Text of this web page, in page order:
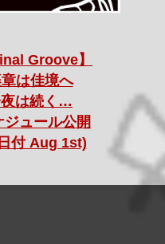
Groove】
は佳境へ
は続く…
ュール公開
付 Aug 1st)